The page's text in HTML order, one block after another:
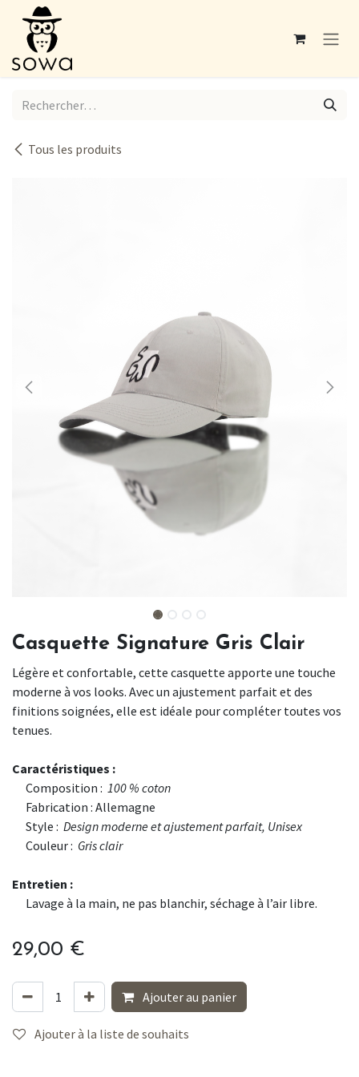
Se rendre au contenu
Tous les produits
Casquette Signature Gris Clair
Légère et confortable, cette casquette apporte une touche
moderne à vos looks. Avec un ajustement parfait et des
finitions soignées, elle est idéale pour compléter toutes vos
tenues.
Caractéristiques :
​Composition : 100 % coton
​Fabrication : Allemagne
​Style : Design moderne et ajustement parfait​​, Unisex
Couleur : Gris clair
Entretien :
​Lavage à la main, ne pas blanchir, séchage à l’air libre.
29,00 €
Ajouter au panier
Ajouter à la liste de souhaits